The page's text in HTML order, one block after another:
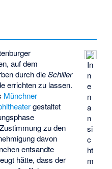
In
n
e
n
a
n
si
c
ht
m
auf dem
durch dieSchiller
errichten zu lassen.
Münchner
gestaltet
zu den
davon
entsandte
hätte, dass der